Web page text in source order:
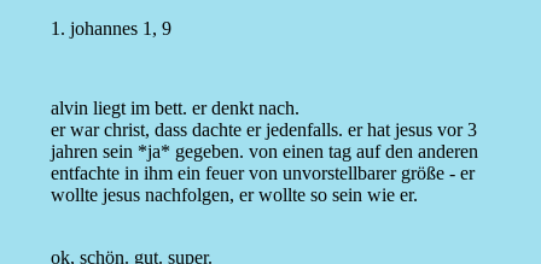
1. johannes 1, 9
alvin liegt im bett. er denkt nach.
er war christ, dass dachte er jedenfalls. er hat jesus vor 3
jahren sein *ja* gegeben. von einen tag auf den anderen
entfachte in ihm ein feuer von unvorstellbarer größe - er
wollte jesus nachfolgen, er wollte so sein wie er.
ok, schön. gut. super.